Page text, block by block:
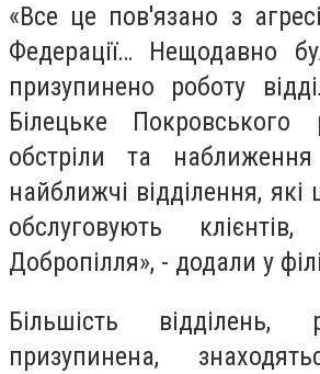
«Все це пов'язано з
Федерації… Нещодавно
призупинено роботу
Білецьке Покровського
обстріли та
найближчі відділення,
обслуговують
Добропілля», - додали у
Більшість відділень,
призупинена,